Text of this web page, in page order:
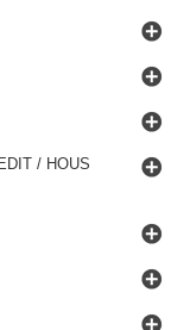
/ HOUS